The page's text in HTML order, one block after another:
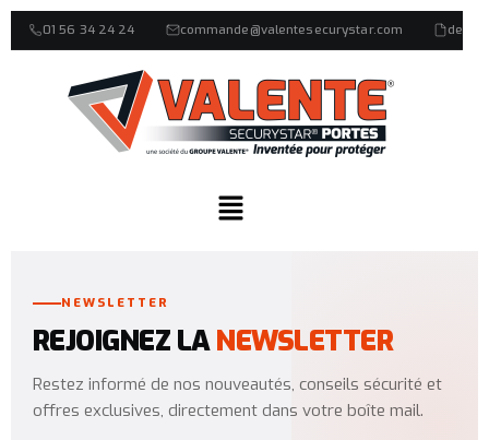
01 56 34 24 24 commande@valentesecurystar.com
NEWSLETTER
REJOIGNEZ LANEWSLETTER
Restez informé de nos nouveautés, conseils sécurité et
offres exclusives, directement dans votre boîte mail.